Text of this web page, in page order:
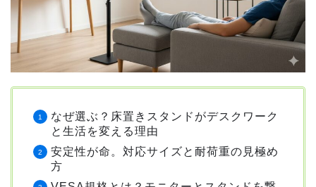
なぜ選ぶ？床置きスタンドがデスクワーク
と生活を変える理由
安定性が命。対応サイズと耐荷重の見極め
方